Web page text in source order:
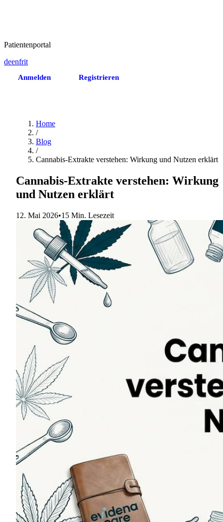
Patientenportal
deenfrit
Anmelden Registrieren
Home
/
Blog
/
Cannabis-Extrakte verstehen: Wirkung und Nutzen erklärt
Cannabis-Extrakte verstehen: Wirkung
und Nutzen erklärt
12. Mai 2026•15 Min. Lesezeit